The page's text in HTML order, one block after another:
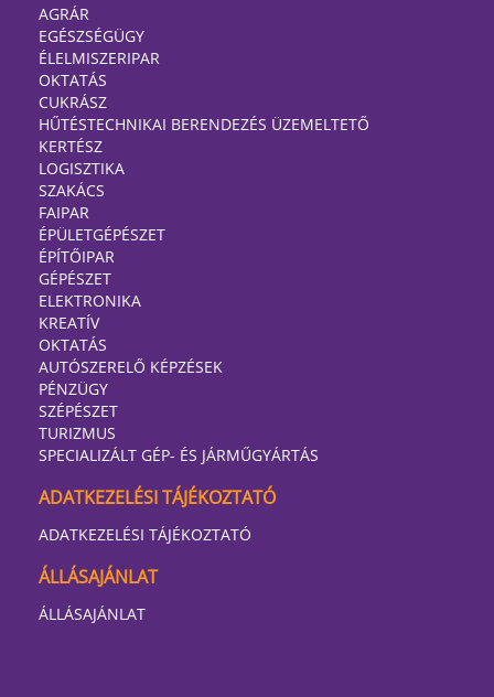
AGRÁR
EGÉSZSÉGÜGY
ÉLELMISZERIPAR
OKTATÁS
CUKRÁSZ
HŰTÉSTECHNIKAI BERENDEZÉS ÜZEMELTETŐ
KERTÉSZ
LOGISZTIKA
SZAKÁCS
FAIPAR
ÉPÜLETGÉPÉSZET
ÉPÍTŐIPAR
GÉPÉSZET
ELEKTRONIKA
KREATÍV
OKTATÁS
AUTÓSZERELŐ KÉPZÉSEK
PÉNZÜGY
SZÉPÉSZET
TURIZMUS
SPECIALIZÁLT GÉP- ÉS JÁRMŰGYÁRTÁS
ADATKEZELÉSI TÁJÉKOZTATÓ
ADATKEZELÉSI TÁJÉKOZTATÓ
ÁLLÁSAJÁNLAT
ÁLLÁSAJÁNLAT